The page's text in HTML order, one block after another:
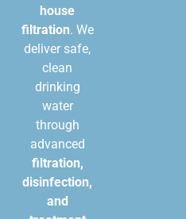
house
filtration. We
deliver safe,
clean
drinking
water
through
advanced
filtration,
disinfection,
and